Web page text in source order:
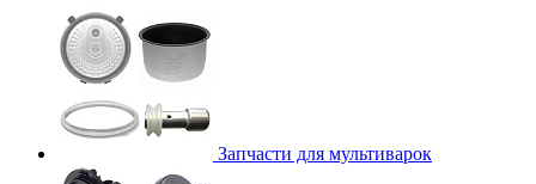
Запчасти для мультиварок